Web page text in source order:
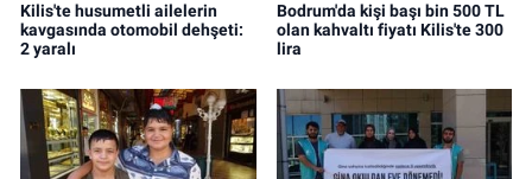
Kilis'te husumetli ailelerin
kavgasında otomobil dehşeti:
2 yaralı
Bodrum'da kişi başı bin 500 TL
olan kahvaltı fiyatı Kilis'te 300
lira